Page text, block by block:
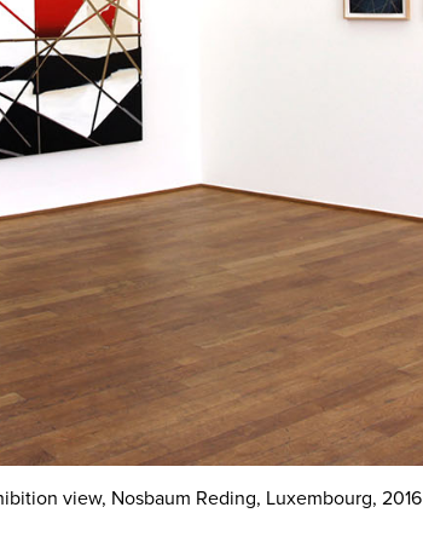
view, Nosbaum Reding, Luxembourg, 2016